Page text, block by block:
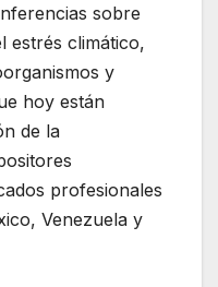
sobre
estrés climático,
y
hoy están
de la
profesionales
Venezuela y